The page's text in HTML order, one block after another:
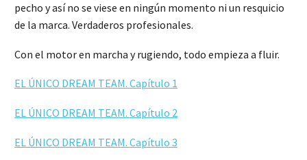
pecho y así no se viese en ningún momento ni un resquicio
de la marca. Verdaderos profesionales.
Con el motor en marcha y rugiendo, todo empieza a fluir.
EL ÚNICO DREAM TEAM. Capítulo 1
EL ÚNICO DREAM TEAM. Capítulo 2
EL ÚNICO DREAM TEAM. Capítulo 3